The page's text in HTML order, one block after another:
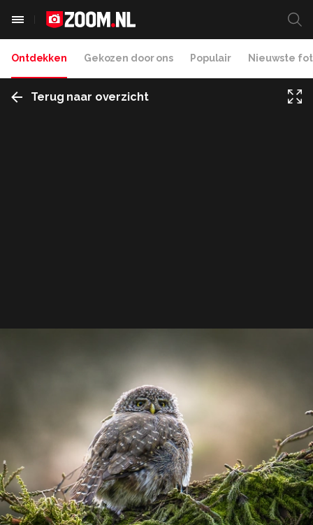
Ontdekken Gekozen door ons Populair Nieuwste
Terug naar overzicht